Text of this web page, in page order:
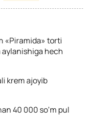
«Piramida» torti
hech
krem ajoyib
40 000 so’m pul